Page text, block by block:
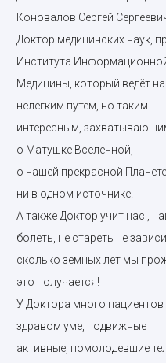
Коновалов Сергей
Доктор медицинских наук,
Института
Медицины, который ведёт
нелегким путем, но таким
интересным,
о Матушке Вселенной,
о нашей прекрасной
ни в одном источнике!
А также Доктор учит нас ,
болеть, не стареть не
сколько земных лет мы
это получается!
У Доктора много
здравом уме, подвижные
активные, помолодевшие